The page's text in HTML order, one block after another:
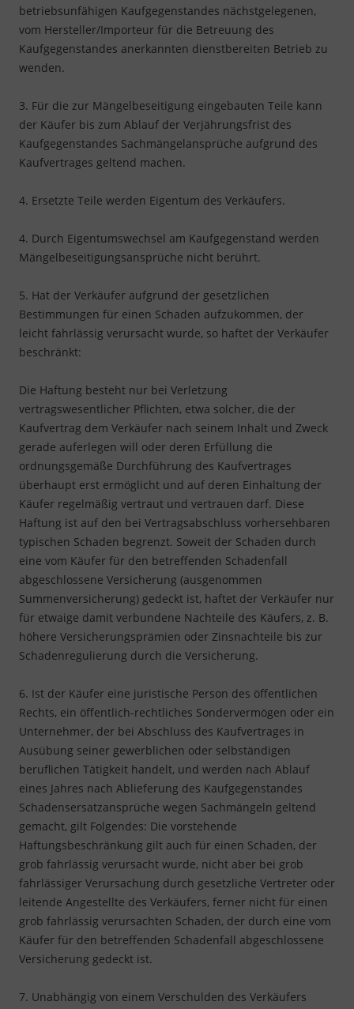
betriebsunfähigen Kaufgegenstandes nächstgelegenen,
vom Hersteller/Importeur für die Betreuung des
Kaufgegenstandes anerkannten dienstbereiten Betrieb zu
wenden.
3. Für die zur Mängelbeseitigung eingebauten Teile kann
der Käufer bis zum Ablauf der Verjährungsfrist des
Kaufgegenstandes Sachmängelansprüche aufgrund des
Kaufvertrages geltend machen.
4. Ersetzte Teile werden Eigentum des Verkäufers.
4. Durch Eigentumswechsel am Kaufgegenstand werden
Mängelbeseitigungsansprüche nicht berührt.
5. Hat der Verkäufer aufgrund der gesetzlichen
Bestimmungen für einen Schaden aufzukommen, der
leicht fahrlässig verursacht wurde, so haftet der Verkäufer
beschränkt:
Die Haftung besteht nur bei Verletzung
vertragswesentlicher Pflichten, etwa solcher, die der
Kaufvertrag dem Verkäufer nach seinem Inhalt und Zweck
gerade auferlegen will oder deren Erfüllung die
ordnungsgemäße Durchführung des Kaufvertrages
überhaupt erst ermöglicht und auf deren Einhaltung der
Käufer regelmäßig vertraut und vertrauen darf. Diese
Haftung ist auf den bei Vertragsabschluss vorhersehbaren
typischen Schaden begrenzt. Soweit der Schaden durch
eine vom Käufer für den betreffenden Schadenfall
abgeschlossene Versicherung (ausgenommen
Summenversicherung) gedeckt ist, haftet der Verkäufer nur
für etwaige damit verbundene Nachteile des Käufers, z. B.
höhere Versicherungsprämien oder Zinsnachteile bis zur
Schadenregulierung durch die Versicherung.
6. Ist der Käufer eine juristische Person des öffentlichen
Rechts, ein öffentlich-rechtliches Sondervermögen oder ein
Unternehmer, der bei Abschluss des Kaufvertrages in
Ausübung seiner gewerblichen oder selbständigen
beruflichen Tätigkeit handelt, und werden nach Ablauf
eines Jahres nach Ablieferung des Kaufgegenstandes
Schadensersatzansprüche wegen Sachmängeln geltend
gemacht, gilt Folgendes: Die vorstehende
Haftungsbeschränkung gilt auch für einen Schaden, der
grob fahrlässig verursacht wurde, nicht aber bei grob
fahrlässiger Verursachung durch gesetzliche Vertreter oder
leitende Angestellte des Verkäufers, ferner nicht für einen
grob fahrlässig verursachten Schaden, der durch eine vom
Käufer für den betreffenden Schadenfall abgeschlossene
Versicherung gedeckt ist.
7. Unabhängig von einem Verschulden des Verkäufers